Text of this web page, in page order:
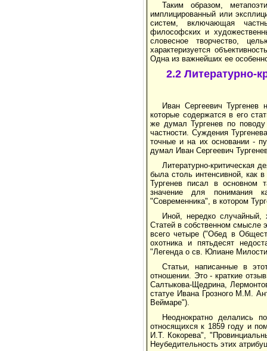
Таким образом,
имплицированный или
систем, включающая
философских и
словесное творчество,
характеризуется
Одна из важнейших ее
2.2 Литературно-
Иван Сергеевич Тургенев
которые содержатся в его
же думал Тургенев по
частности. Суждения
точные и на их основании -
думал Иван Сергеевич
Литературно-критическая
была столь интенсивной, как
Тургенев писал в основном
значение для понимания
"Современника", в котором
Иной, нередко случайный,
Статей в собственном смысле
всего четыре ("Обед в
охотника и пятьдесят
"Легенда о св. Юлиане
Статьи, написанные в
отношении. Это - краткие
Салтыкова-Щедрина,
статуе Ивана Грозного М.М.
Веймаре").
Неоднократно делались
относящихся к 1859 году и
И.Т. Кокорева",
Неубедительность этих